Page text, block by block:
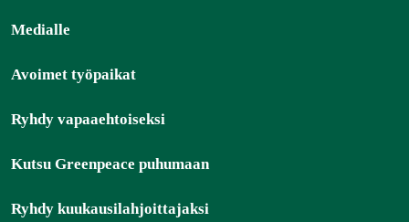
Medialle
Avoimet työpaikat
Ryhdy vapaaehtoiseksi
Kutsu Greenpeace puhumaan
Ryhdy kuukausilahjoittajaksi